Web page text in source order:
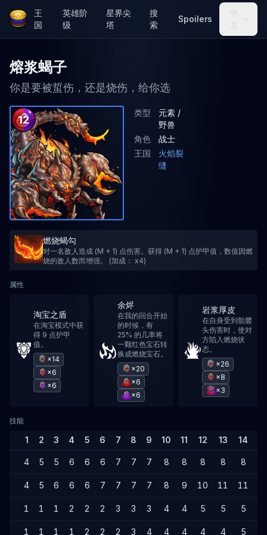
王
国
英雄阶
级
星界尖
塔
搜
索
Spoilers
中
文
熔浆蝎子
你是要被蜇伤，还是烧伤，给你选
12
类型
元素 /
野兽
角色
战士
王国
火焰裂
缝
燃烧蝎勾
对一名敌人造成 (M + 1) 点伤害。获得 (M + 1) 点护甲值，数值因燃
烧的敌人数而增强。 (加成： x4)
属性
淘宝之盾
在淘宝模式中获
得 9 点护甲
值。
×14
×6
×6
余烬
在我的回合开始
的时候，有
25% 的几率将
一颗红色宝石转
换成燃烧宝石。
×20
×6
×6
岩浆厚皮
在自身受到骷髅
头伤害时，使对
方陷入燃烧状
态。
×26
×8
×3
技能
1 2 3 4 5 6 7 8 9 10 11 12 13 14
4 5 5 6 6 6 7 7 7 8 8 8 8 8
4 5 6 6 6 7 7 7 7 8 9 10 11 11
1 1 1 2 2 2 3 3 3 4 4 5 5 5
1 1 1 1 2 2 2 3 4 4 4 4 4 5